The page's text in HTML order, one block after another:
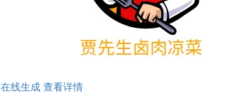
在线生成 查看详情